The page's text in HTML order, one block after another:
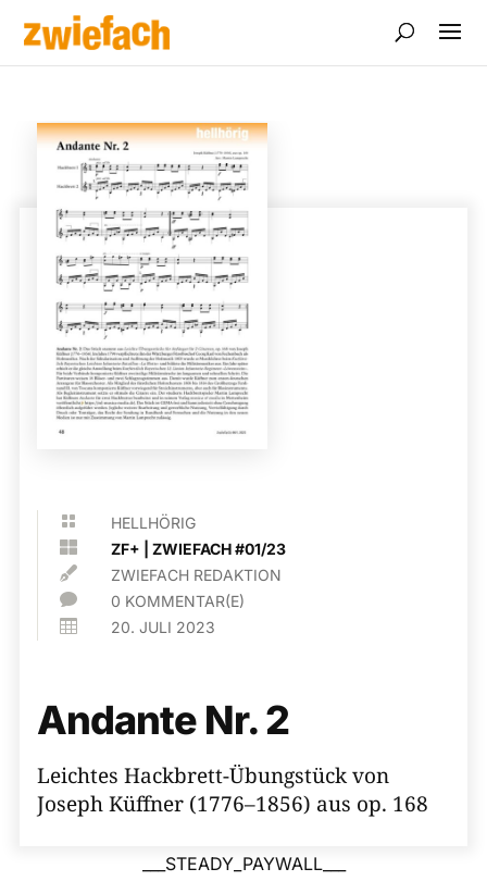
 HELLHÖRIG
 ZF+ |ZWIEFACH #01/23
 ZWIEFACH REDAKTION
 0 KOMMENTAR(E)
 20. JULI 2023
Andante Nr. 2
Leichtes Hackbrett-Übungstück von
Joseph Küffner (1776–1856) aus op. 168
___STEADY_PAYWALL___